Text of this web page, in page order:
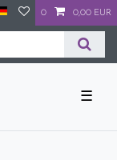
0 0,00 EUR
☰